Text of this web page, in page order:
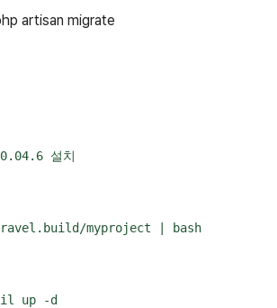
artisan migrate
설치
myproject | bash
up -d